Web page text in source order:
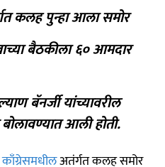
कलह पुन्हा आला समोर
बैठकीला ६० आमदार
बॅनर्जी यांच्यावरील
आली होती.
अतंर्गत कलह समोर